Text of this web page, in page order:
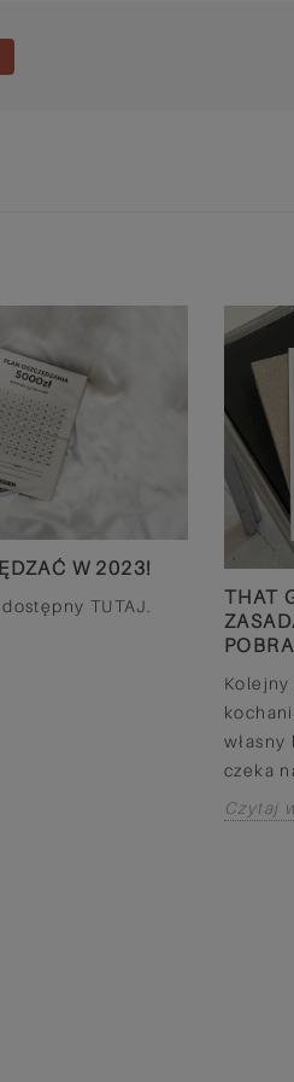
HOT GIRL SUMMER:
Kupujesz bilety z
Mykonos, do walizki
najmniejsze bikini
w szafie, wrzucasz...
Czytaj więcej
W 2023!
TUTAJ.
THAT
Kolejny
czeka
Czytaj